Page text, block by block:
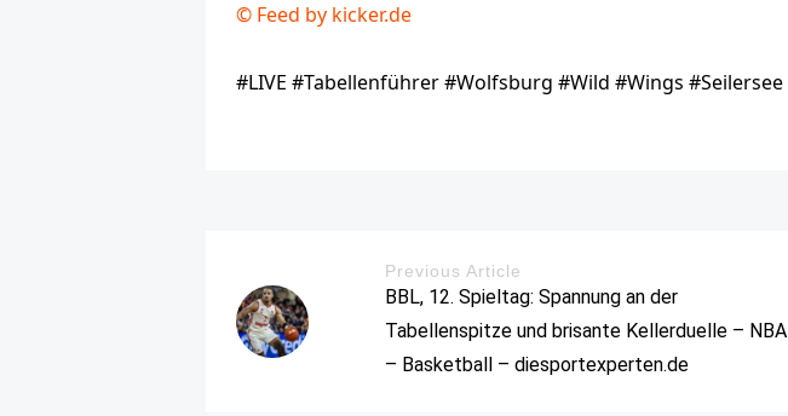
© Feed by kicker.de
#LIVE #Tabellenführer #Wolfsburg #Wild #Wings #Seilersee
Previous Article
BBL, 12. Spieltag: Spannung an der
Tabellenspitze und brisante Kellerduelle – NBA
– Basketball – diesportexperten.de